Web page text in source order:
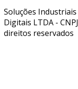
Soluções
Digitais LTDA -
direitos reservados